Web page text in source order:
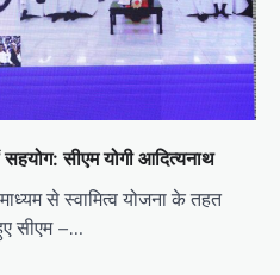
सहयोग: सीएम योगी आदित्यनाथ
से स्वामित्व योजना के तहत
सीएम –…